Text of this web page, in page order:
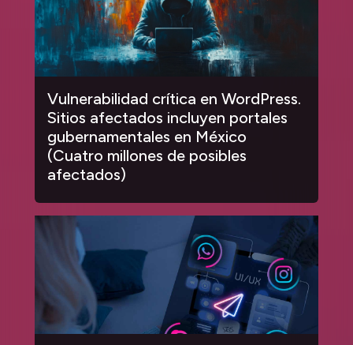
Vulnerabilidad crítica en WordPress.
Sitios afectados incluyen portales
gubernamentales en México
(Cuatro millones de posibles
afectados)